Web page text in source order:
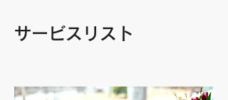
サービスリスト